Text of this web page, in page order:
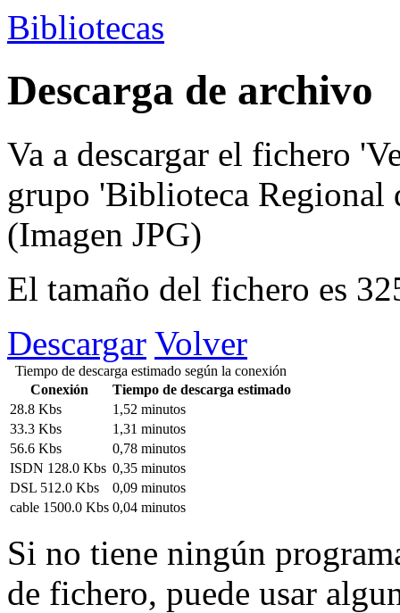
Bibliotecas
Descarga de archivo
Va a descargar el fichero
grupo 'Biblioteca Regional
(Imagen JPG)
El tamaño del fichero es
Descargar Volver
Tiempo de descarga estimado según la conexión
Conexión
Tiempo de descarga estimado
28.8 Kbs
1,52 minutos
33.3 Kbs
1,31 minutos
56.6 Kbs
0,78 minutos
ISDN 128.0 Kbs 0,35 minutos
DSL 512.0 Kbs
0,09 minutos
cable 1500.0 Kbs 0,04 minutos
Si no tiene ningún
de fichero, puede usar